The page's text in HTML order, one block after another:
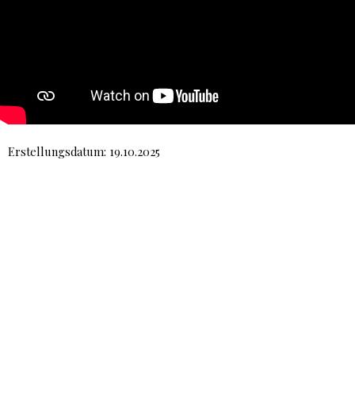
Erstellungsdatum: 19.10.2025